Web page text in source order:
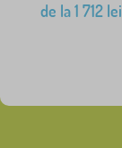
de la1 712lei